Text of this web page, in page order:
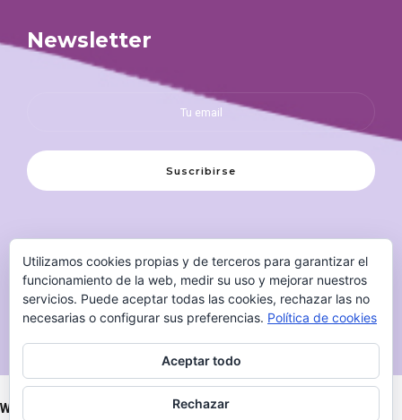
Newsletter
Utilizamos cookies propias y de terceros para garantizar el
funcionamiento de la web, medir su uso y mejorar nuestros
servicios. Puede aceptar todas las cookies, rechazar las no
necesarias o configurar sus preferencias. Política de cookies
Aceptar todo
Rechazar
Warning : Undefined variable $page_for_header_id in